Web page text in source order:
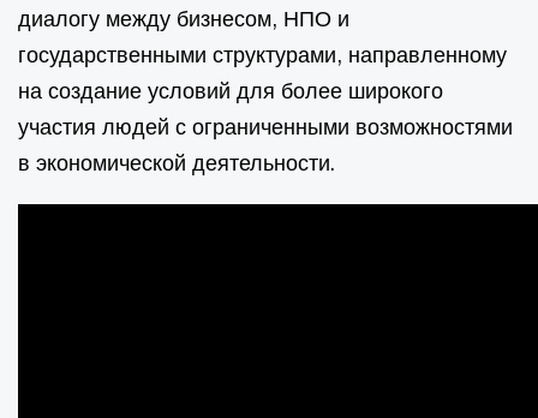
диалогу между бизнесом, НПО и
государственными структурами, направленному
на создание условий для более широкого
участия людей с ограниченными возможностями
в экономической деятельности.​